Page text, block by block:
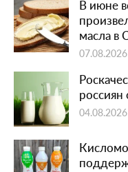
В июне
масла в
07.08.2026
04.08.2026